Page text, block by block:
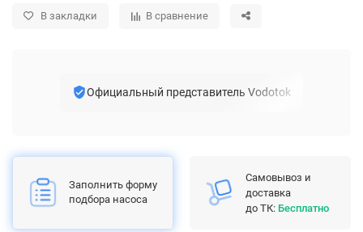
В закладки В сравнение
Официальный представитель Vodotok
Заполнить форму
подбора насоса
Самовывоз и
доставка
до ТК: Бесплатно